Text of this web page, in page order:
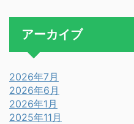
アーカイブ
2026年7月
2026年6月
2026年1月
2025年11月